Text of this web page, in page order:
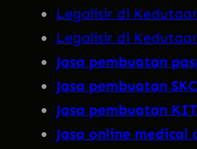
Legalisir di
Legalisir di
Jasa pembuatan
Jasa pembuatan
Jasa pembuatan
Jasa online medical